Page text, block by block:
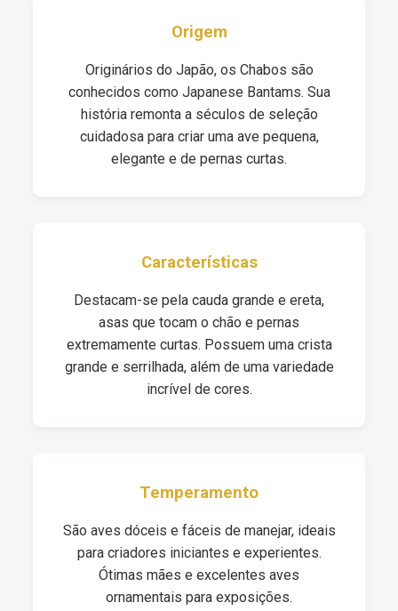
Origem
Originários do Japão, os Chabos são
conhecidos como Japanese Bantams. Sua
história remonta a séculos de seleção
cuidadosa para criar uma ave pequena,
elegante e de pernas curtas.
Características
Destacam-se pela cauda grande e ereta,
asas que tocam o chão e pernas
extremamente curtas. Possuem uma crista
grande e serrilhada, além de uma variedade
incrível de cores.
Temperamento
São aves dóceis e fáceis de manejar, ideais
para criadores iniciantes e experientes.
Ótimas mães e excelentes aves
ornamentais para exposições.